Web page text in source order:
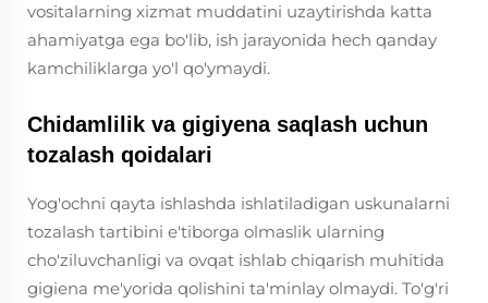
vositalarning xizmat muddatini uzaytirishda katta
ahamiyatga ega bo'lib, ish jarayonida hech qanday
kamchiliklarga yo'l qo'ymaydi.
Chidamlilik va gigiyena saqlash uchun
tozalash qoidalari
Yog'ochni qayta ishlashda ishlatiladigan uskunalarni
tozalash tartibini e'tiborga olmaslik ularning
cho'ziluvchanligi va ovqat ishlab chiqarish muhitida
gigiena me'yorida qolishini ta'minlay olmaydi. To'g'ri